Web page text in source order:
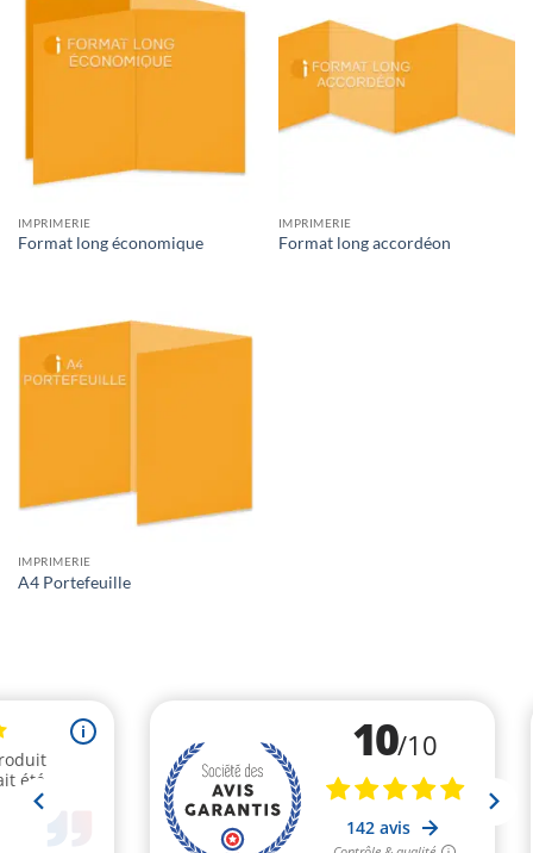
IMPRIMERIE
Format long économique
IMPRIMERIE
Format long accordéon
IMPRIMERIE
A4 Portefeuille